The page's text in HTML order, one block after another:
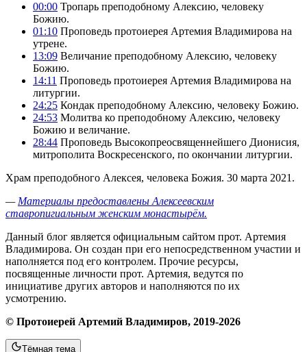
00:00 Тропарь преподобному Алексию, человеку
Божию.
01:10 Проповедь протоиерея Артемия Владимирова на
утрене.
13:09 Величание преподобному Алексию, человеку
Божию.
14:11 Проповедь протоиерея Артемия Владимирова на
литургии.
24:25 Кондак преподобному Алексию, человеку Божию.
24:53 Молитва ко преподобному Алексию, человеку
Божию и величание.
28:44 Проповедь Высокопреосвященнейшего Дионисия,
митрополита Воскресенского, по окончании литургии.
Храм преподобного Алексея, человека Божия. 30 марта 2021.
— Материалы предоставлены Алексеевским
ставропигиальным женским монастырём.
Данный блог является официальным сайтом прот. Артемия
Владимирова. Он создан при его непосредственном участии и
наполняется под его контролем. Прочие ресурсы,
посвященные личности прот. Артемия, ведутся по
инициативе других авторов и наполняются по их
усмотрению.
© Протоиерей Артемий Владимиров, 2019-2026
Тёмная тема